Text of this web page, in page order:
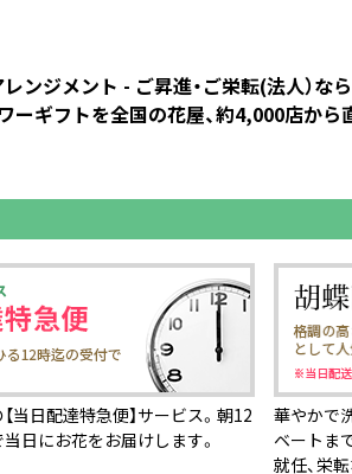
ンジメント - ご昇進・ご栄転(法人）
ーギフトを全国の花屋、約4,000店から
当日配達特急便】サービス。朝12
日にお花をお届けします。
華やかで
ベートま
就任、栄